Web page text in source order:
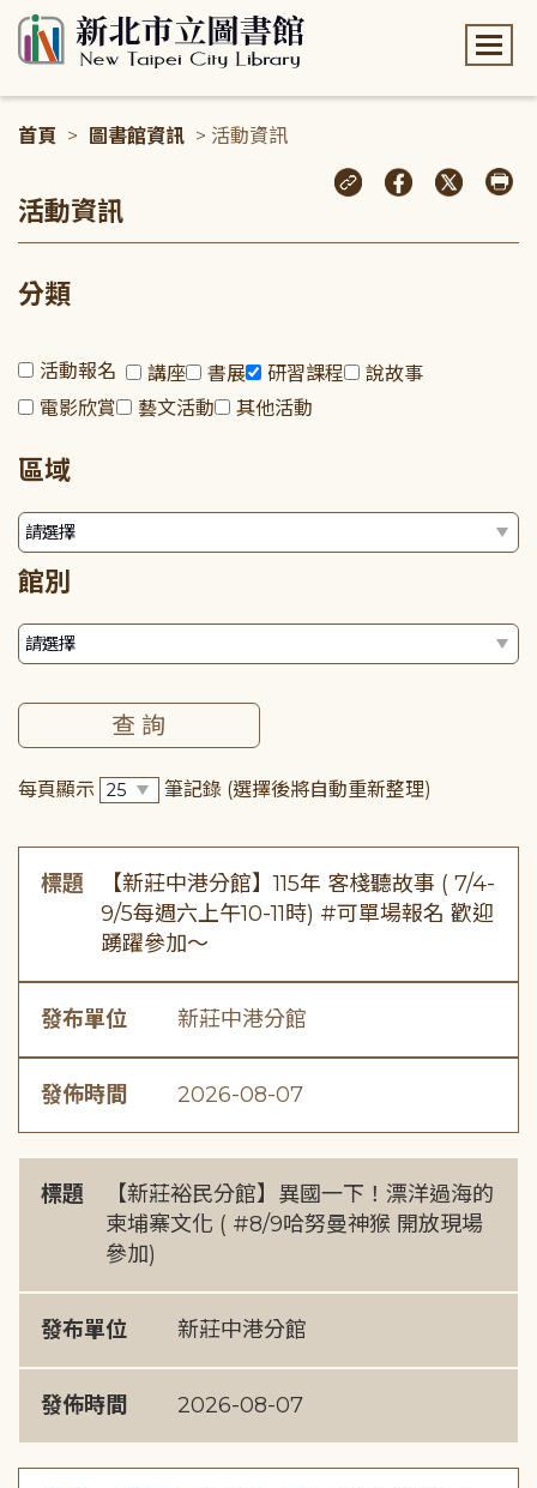
首頁 > 圖書館資訊 > 活動資訊
活動資訊
分類
活動報名 講座 書展 研習課程
說故事
電影欣賞
藝文活動 其他活動
區域
館別
每頁顯示 筆記錄 (選擇後將自動重新整理)
標題
【新莊中港分館】115年 客棧聽故事 ( 7/4-
9/5每週六上午10-11時) #可單場報名 歡迎
踴躍參加～
發布單位 新莊中港分館
發佈時間 2026-08-07
標題
【新莊裕民分館】異國一下！漂洋過海的
柬埔寨文化 ( #8/9哈努曼神猴 開放現場
參加)
發布單位 新莊中港分館
發佈時間 2026-08-07